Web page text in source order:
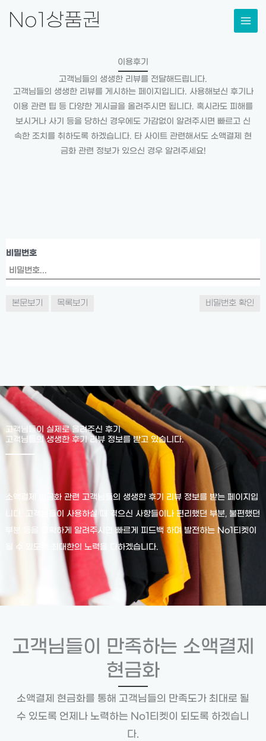
No1상품권
이용후기
고객님들의 생생한 리뷰를 전달해드립니다.
고객님들의 생생한 리뷰를 게시하는 페이지입니다. 사용해보신 후기나
이용 관련 팁 등 다양한 게시글을 올려주시면 됩니다. 혹시라도 피해를
보시거나 사기 등을 당하신 경우에도 가감없이 알려주시면 빠르고 신
속한 조치를 취하도록 하겠습니다. 타 사이트 관련해서도 소액결제 현
금화 관련 정보가 있으신 경우 알려주세요!
비밀번호
본문보기 목록보기 비밀번호 확인
고객님들이 실제로 올려주신 후기
고객님들의 생생한 후기 리뷰 정보를 받고 있습니다.
소액결제 현금화 관련 고객님들의 생생한 후기 리뷰 정보를 받는 페이지입
니다. 고객님들이 사용하실 때 겪으신 사항들이나 편리했던 부분, 불편했던
부분 등을 정확하게 알려주시면 빠르게 피드백 하며 발전하는 No1티켓이
될 수 있도록 최대한의 노력을 다하겠습니다.
고객님들이 만족하는 소액결제
현금화
소액결제 현금화를 통해 고객님들의 만족도가 최대로 될
수 있도록 언제나 노력하는 No1티켓이 되도록 하겠습니
다.